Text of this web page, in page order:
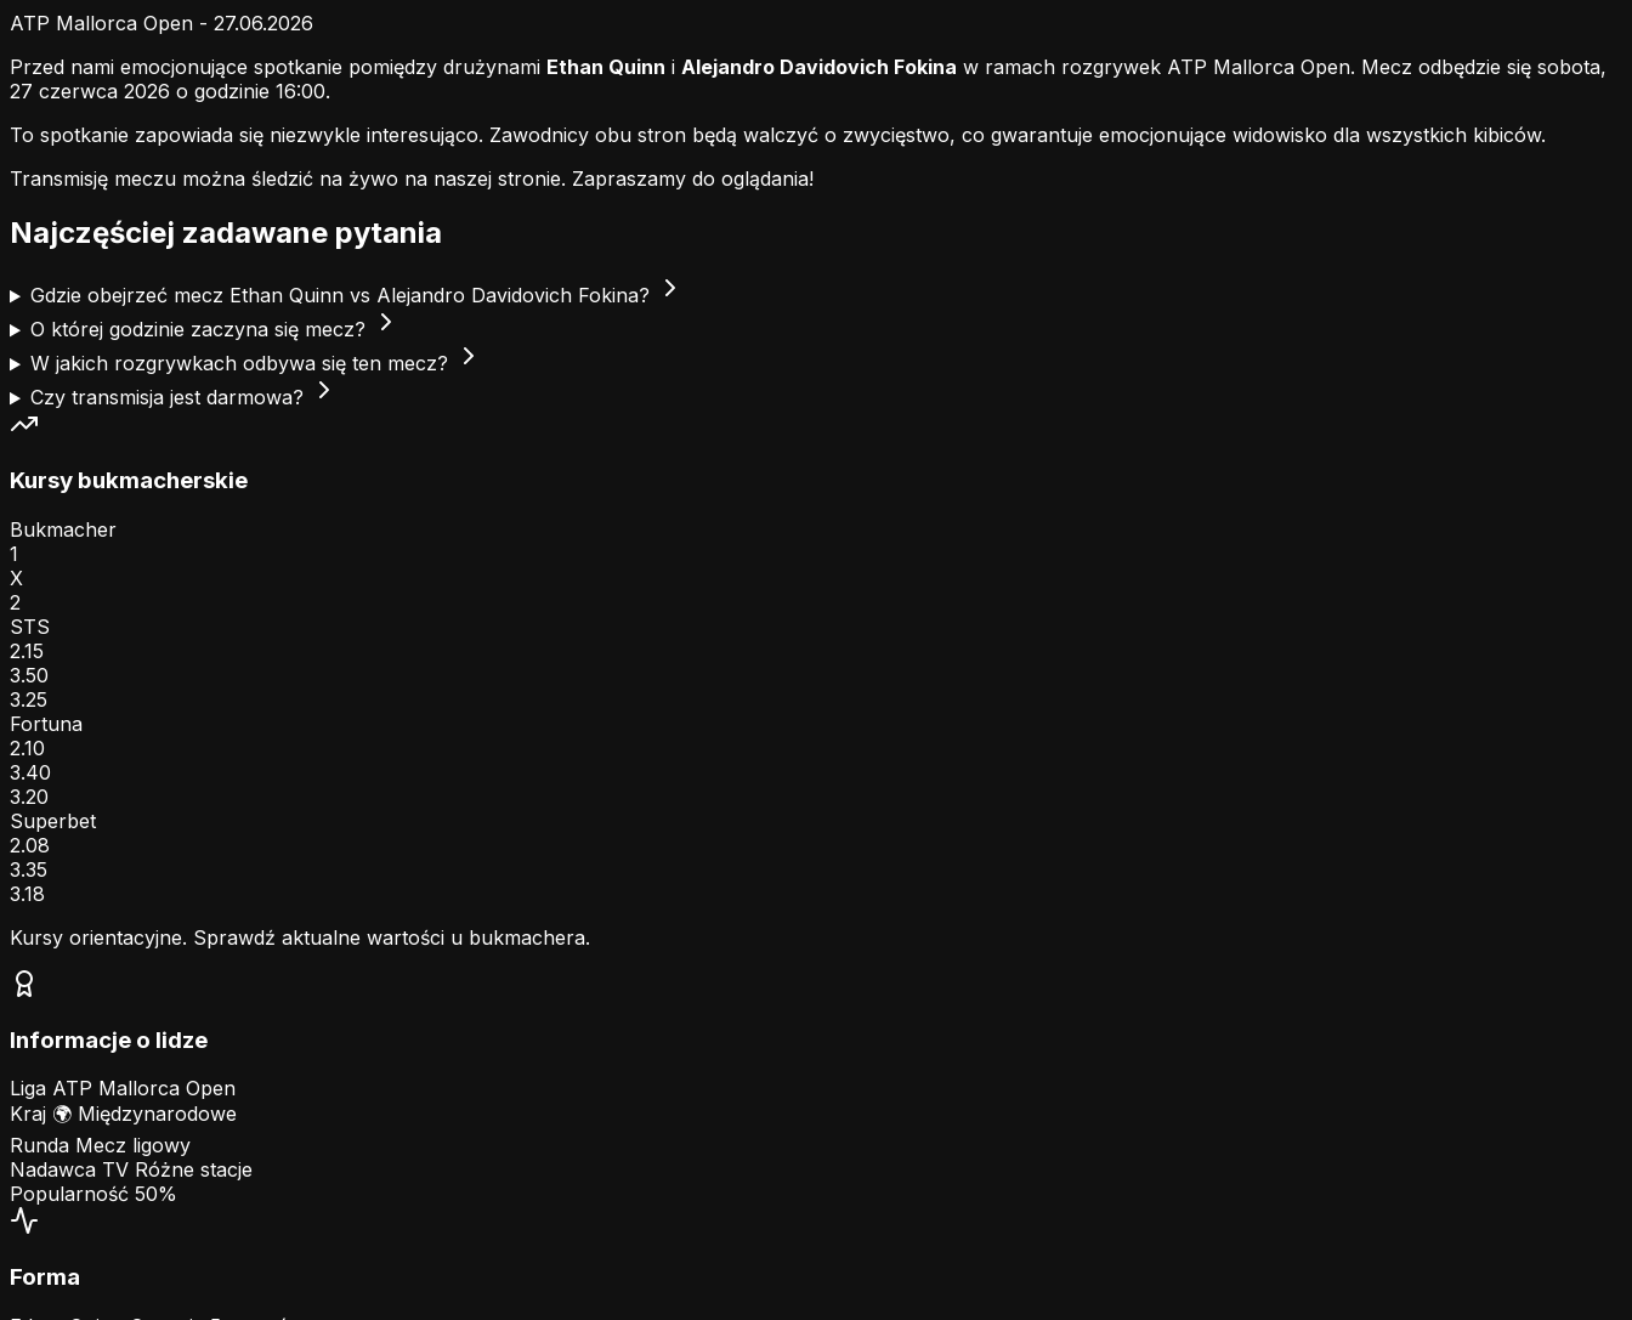
ATP Mallorca Open - 27.06.2026
Przed nami emocjonujące spotkanie pomiędzy drużynami Ethan Quinn i Alejandro Davidovich Fokina w ramach rozgrywek ATP Mallorca Open. Mecz odbędzie się sobota,
27 czerwca 2026 o godzinie 16:00.
To spotkanie zapowiada się niezwykle interesująco. Zawodnicy obu stron będą walczyć o zwycięstwo, co gwarantuje emocjonujące widowisko dla wszystkich kibiców.
Transmisję meczu można śledzić na żywo na naszej stronie. Zapraszamy do oglądania!
Najczęściej zadawane pytania
Gdzie obejrzeć mecz Ethan Quinn vs Alejandro Davidovich Fokina?
O której godzinie zaczyna się mecz?
W jakich rozgrywkach odbywa się ten mecz?
Czy transmisja jest darmowa?
Kursy bukmacherskie
Bukmacher
1
X
2
STS
2.15
3.50
3.25
Fortuna
2.10
3.40
3.20
Superbet
2.08
3.35
3.18
Kursy orientacyjne. Sprawdź aktualne wartości u bukmachera.
Informacje o lidze
Liga ATP Mallorca Open
Kraj 🌍 Międzynarodowe
Runda Mecz ligowy
Nadawca TV Różne stacje
Popularność 50%
Forma